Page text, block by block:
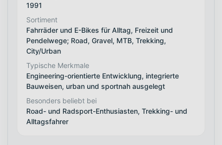
1991
Sortiment
Fahrräder und E-Bikes für Alltag, Freizeit und
Pendelwege; Road, Gravel, MTB, Trekking,
City/Urban
Typische Merkmale
Engineering-orientierte Entwicklung, integrierte
Bauweisen, urban und sportnah ausgelegt
Besonders beliebt bei
Road- und Radsport-Enthusiasten, Trekking- und
Alltagsfahrer